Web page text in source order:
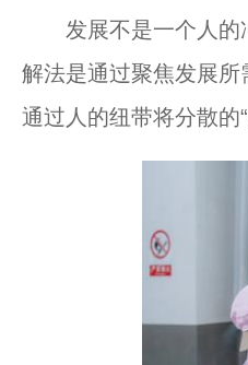
发展不是一个人的冲
解法是通过聚焦发展所
通过人的纽带将分散的